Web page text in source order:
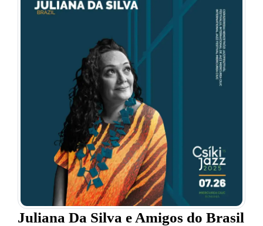
Juliana Da Silva e Amigos do Brasil